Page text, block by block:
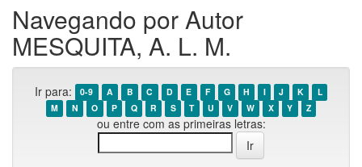
Navegando por Autor
MESQUITA, A. L. M.
Ir para: 0-9 A B C D E F G H I J K
L
M
N O P Q R S T U V W X Y Z
ou entre com as primeiras letras: